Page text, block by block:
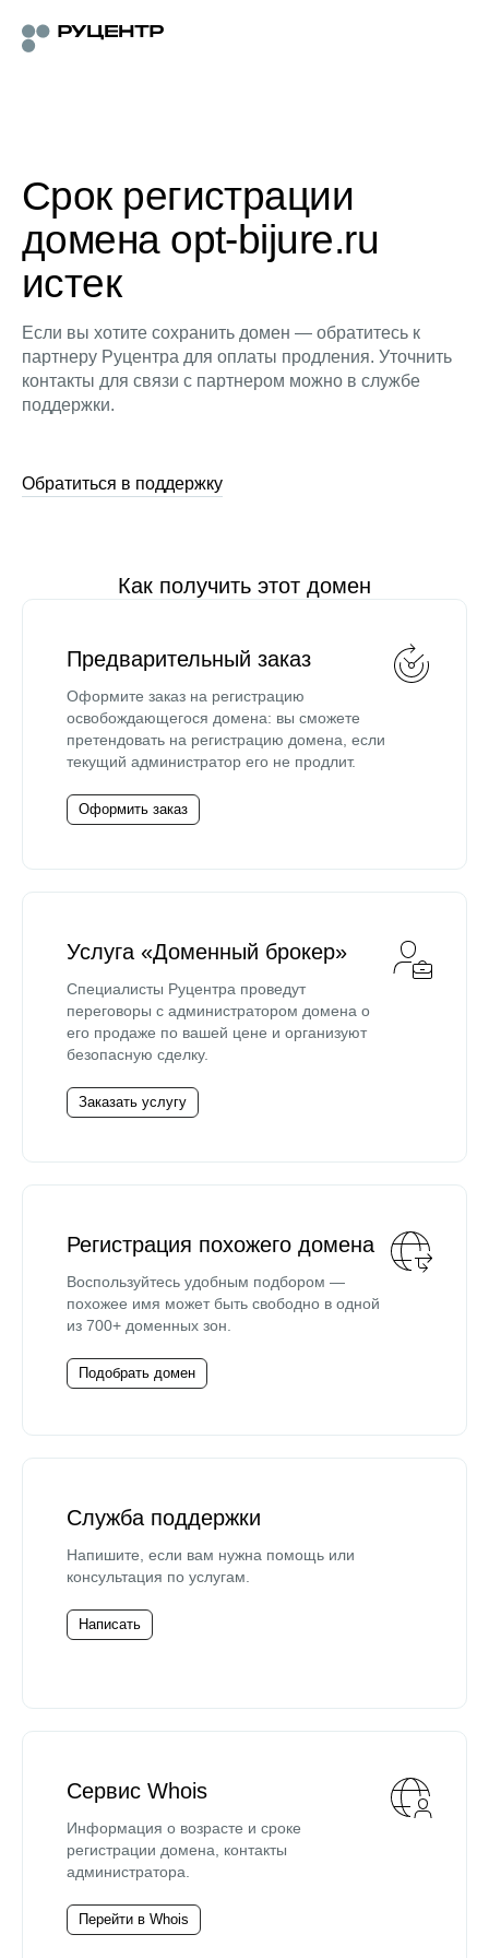
Срок регистрации
домена opt-bijure.ru
истек
Если вы хотите сохранить домен — обратитесь к
партнеру Руцентра для оплаты продления. Уточнить
контакты для связи с партнером можно в службе
поддержки.
Обратиться в поддержку
Как получить этот домен
Предварительный заказ
Оформите заказ на регистрацию
освобождающегося домена: вы сможете
претендовать на регистрацию домена, если
текущий администратор его не продлит.
Оформить заказ
Услуга «Доменный брокер»
Специалисты Руцентра проведут
переговоры с администратором домена о
его продаже по вашей цене и организуют
безопасную сделку.
Заказать услугу
Регистрация похожего домена
Воспользуйтесь удобным подбором —
похожее имя может быть свободно в одной
из 700+ доменных зон.
Подобрать домен
Служба поддержки
Напишите, если вам нужна помощь или
консультация по услугам.
Написать
Сервис Whois
Информация о возрасте и сроке
регистрации домена, контакты
администратора.
Перейти в Whois